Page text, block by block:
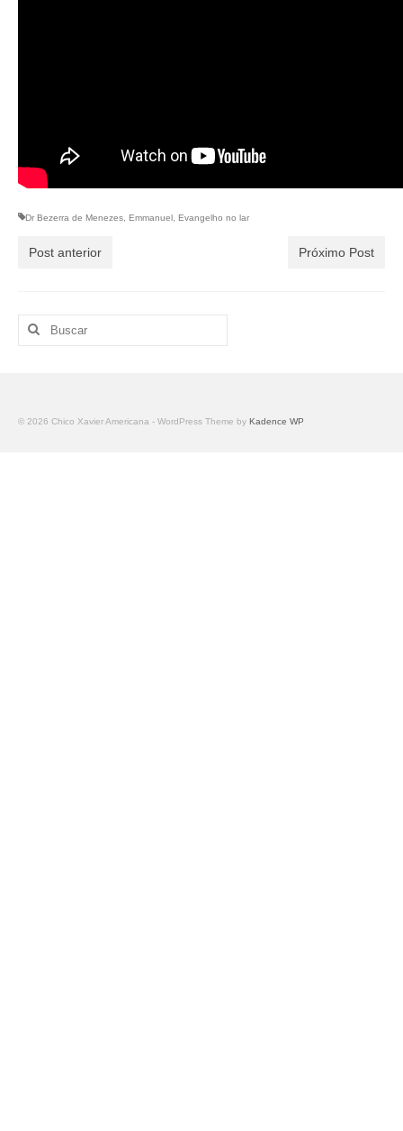
Dr Bezerra de Menezes Emmanuel Evangelho no lar
Post anterior Próximo Post
Buscar
© 2026 Chico Xavier Americana - WordPress Theme by Kadence WP